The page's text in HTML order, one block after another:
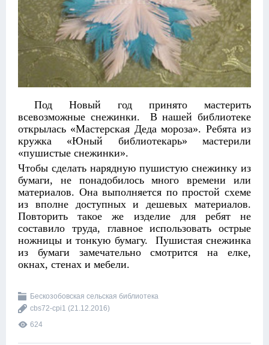
Под Новый год принято мастерить
всевозможные снежинки. В нашей библиотеке
открылась «Мастерская Деда мороза». Ребята из
кружка «Юный библиотекарь» мастерили
«пушистые снежинки».
Чтобы сделать нарядную пушистую снежинку из
бумаги, не понадобилось много времени или
материалов. Она выполняется по простой схеме
из вполне доступных и дешевых материалов.
Повторить такое же изделие для ребят не
составило труда, главное использовать острые
ножницы и тонкую бумагу. Пушистая снежинка
из бумаги замечательно смотрится на елке,
окнах, стенах и мебели.
Бескозобовская сельская библиотека
cbs72-cpi1 (21.12.2016)
624